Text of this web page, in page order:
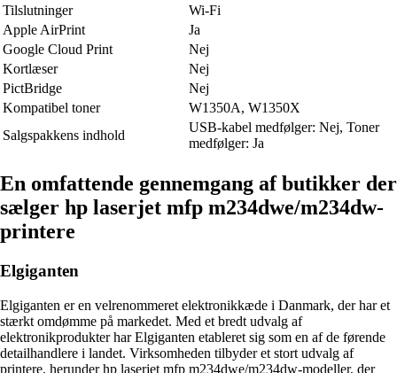
Tilslutninger
Wi-Fi
Apple AirPrint
Ja
Google Cloud Print
Nej
Kortlæser
Nej
PictBridge
Nej
Kompatibel toner
W1350A, W1350X
Salgspakkens indhold
USB-kabel medfølger: Nej, Toner
medfølger: Ja
En omfattende gennemgang af butikker der
sælger hp laserjet mfp m234dwe/m234dw-
printere
Elgiganten
Elgiganten er en velrenommeret elektronikkæde i Danmark, der har et
stærkt omdømme på markedet. Med et bredt udvalg af
elektronikprodukter har Elgiganten etableret sig som en af de førende
detailhandlere i landet. Virksomheden tilbyder et stort udvalg af
printere, herunder hp laserjet mfp m234dwe/m234dw-modeller, der